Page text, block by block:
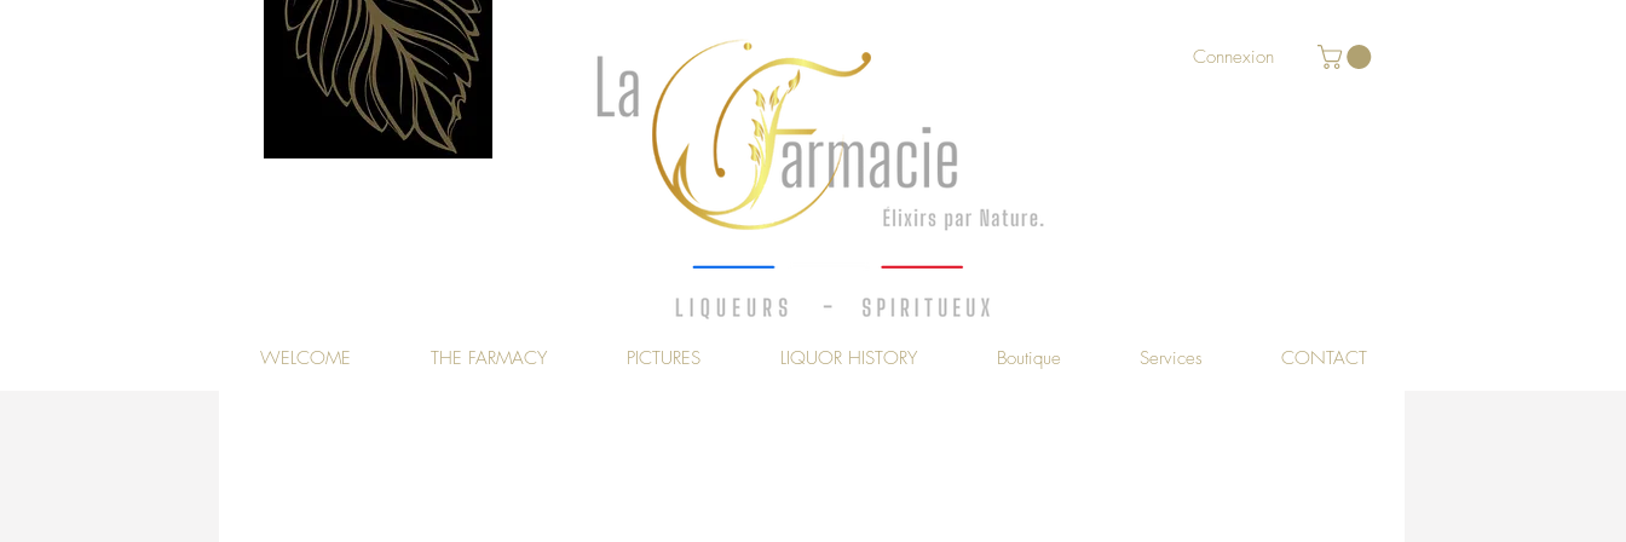
Connexion
WELCOME THE FARMACY PICTURES LIQUOR HISTORY Boutique Services CONTACT